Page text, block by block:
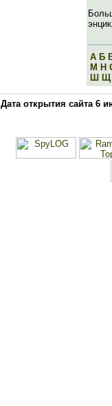
А Б
М Н
Ш Щ
Дата открытия сайта 6